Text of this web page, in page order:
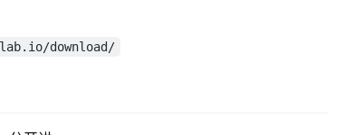
download/